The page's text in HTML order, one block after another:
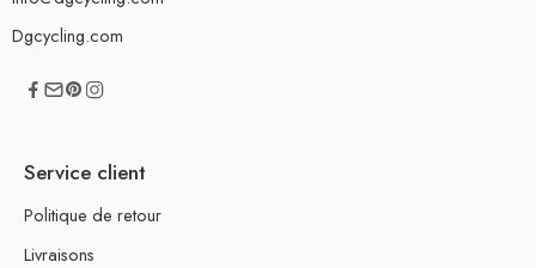
Dgcycling.com
Service client
Politique de retour
Livraisons